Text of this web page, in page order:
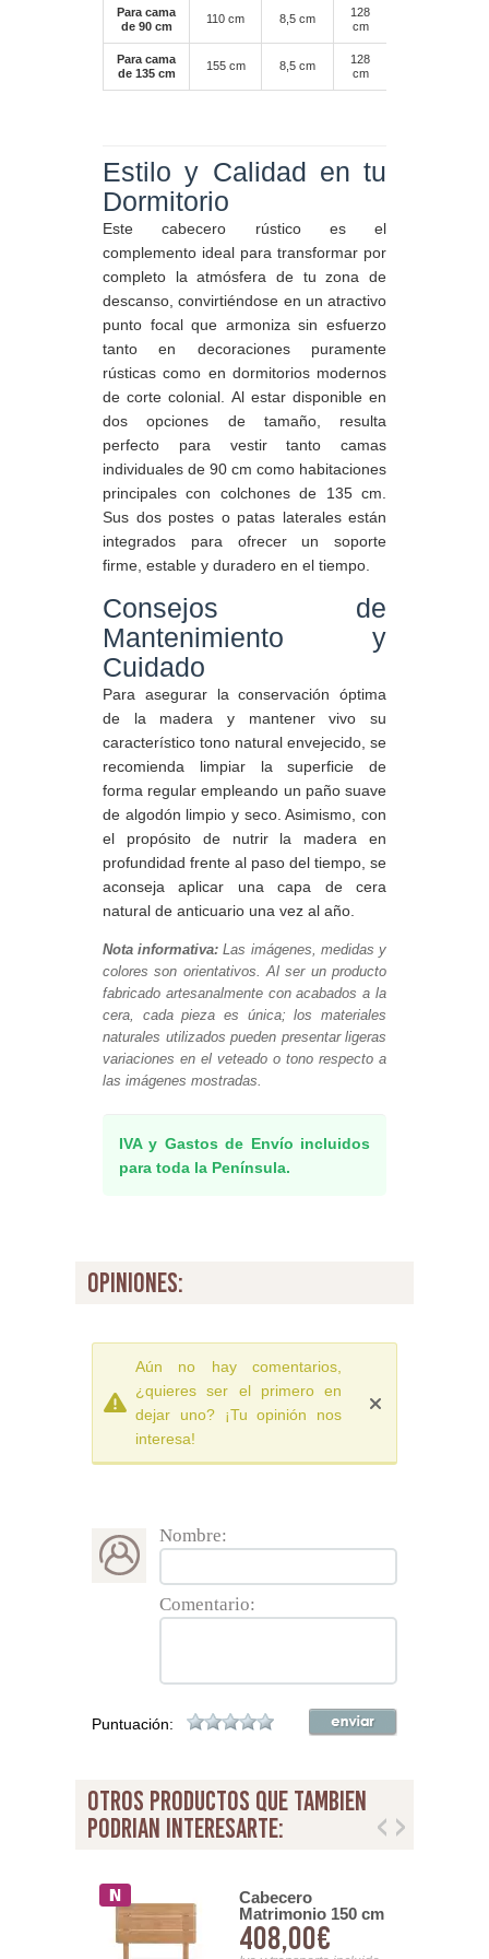
Para cama
de 90 cm
110 cm 8,5 cm
128
cm
Para cama
de 135 cm
155 cm 8,5 cm
128
cm
Estilo y Calidad en tu
Dormitorio
Este cabecero rústico es el
complemento ideal para transformar por
completo la atmósfera de tu zona de
descanso, convirtiéndose en un atractivo
punto focal que armoniza sin esfuerzo
tanto en decoraciones puramente
rústicas como en dormitorios modernos
de corte colonial. Al estar disponible en
dos opciones de tamaño, resulta
perfecto para vestir tanto camas
individuales de 90 cm como habitaciones
principales con colchones de 135 cm.
Sus dos postes o patas laterales están
integrados para ofrecer un soporte
firme, estable y duradero en el tiempo.
Consejos de
Mantenimiento y
Cuidado
Para asegurar la conservación óptima
de la madera y mantener vivo su
característico tono natural envejecido, se
recomienda limpiar la superficie de
forma regular empleando un paño suave
de algodón limpio y seco. Asimismo, con
el propósito de nutrir la madera en
profundidad frente al paso del tiempo, se
aconseja aplicar una capa de cera
natural de anticuario una vez al año.
Nota informativa: Las imágenes, medidas y
colores son orientativos. Al ser un producto
fabricado artesanalmente con acabados a la
cera, cada pieza es única; los materiales
naturales utilizados pueden presentar ligeras
variaciones en el veteado o tono respecto a
las imágenes mostradas.
IVA y Gastos de Envío incluidos
para toda la Península.
opiniones:
Aún no hay comentarios,
¿quieres ser el primero en
dejar uno? ¡Tu opinión nos
interesa!
Nombre:
Comentario:
Puntuación:
otros productos que tambien
podrian interesarte:
Cabecero
Matrimonio 150 cm
Teca Natural Serie
Eyre
408,00€